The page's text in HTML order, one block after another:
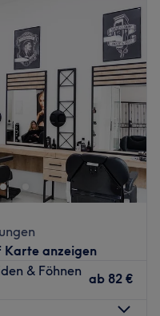
Karte anzeigen
& Föhnen
ab 82 €